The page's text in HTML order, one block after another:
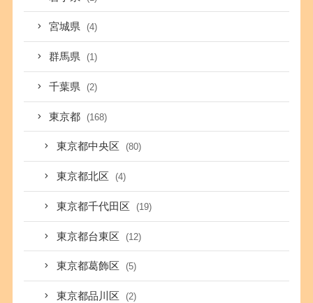
宮城県 (4)
群馬県 (1)
千葉県 (2)
東京都 (168)
東京都中央区 (80)
東京都北区 (4)
東京都千代田区 (19)
東京都台東区 (12)
東京都葛飾区 (5)
東京都品川区 (2)